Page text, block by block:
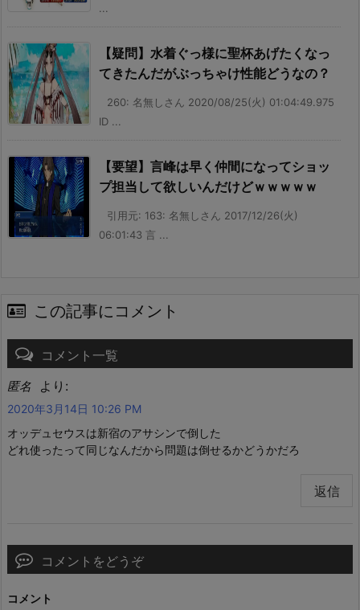
...
【疑問】水着ぐっ様に聖杯あげたくなっ
てきたんだがぶっちゃけ性能どうなの？
260: 名無しさん 2020/08/25(火) 01:04:49.975
ID ...
【要望】言峰は早く仲間になってショッ
プ担当して欲しいんだけどｗｗｗｗｗ
引用元: 163: 名無しさん 2017/12/26(火)
06:01:43 言 ...
この記事にコメント
コメント一覧
匿名 より:
2020年3月14日 10:26 PM
オッデュセウスは新宿のアサシンで倒した
どれ使ったって同じなんだから問題は倒せるかどうかだろ
返信
コメントをどうぞ
コメント